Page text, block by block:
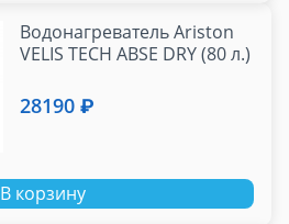
Водонагреватель Ariston
VELIS TECH ABSE DRY (80 л.)
28190 ₽
В корзину